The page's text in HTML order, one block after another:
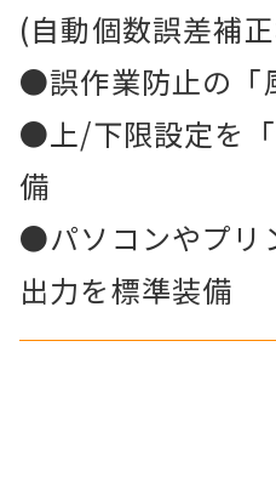
(自動個数誤差補
●誤作業防止の「
●上/下限設定を
備
●パソコンやプリ
出力を標準装備